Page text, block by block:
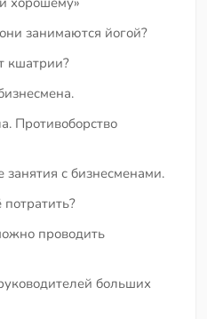
занимаются йогой?
кшатрии?
Противоборство
с бизнесменами.
проводить
больших